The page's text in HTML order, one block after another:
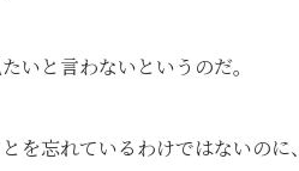
いと言わないというのだ。
を忘れているわけではないの